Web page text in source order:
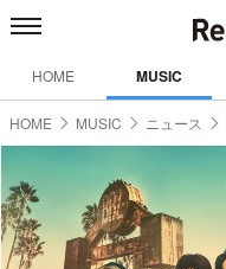
HOME MUSIC
HOME MUSIC ニュース